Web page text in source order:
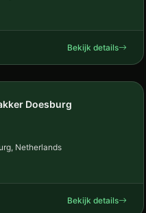
Bekijk details
Doesburg
Netherlands
Bekijk details